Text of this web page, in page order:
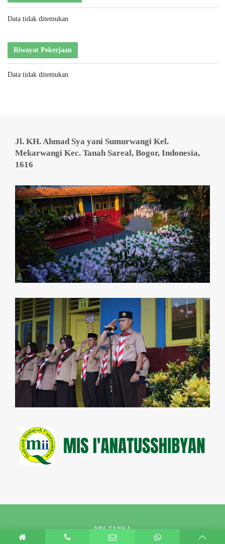
Data tidak ditemukan
Riwayat Pekerjaan
Data tidak ditemukan
Jl. KH. Ahmad Sya yani Sumurwangi Kel.
Mekarwangi Kec. Tanah Sareal, Bogor, Indonesia,
1616
MII-TANSA